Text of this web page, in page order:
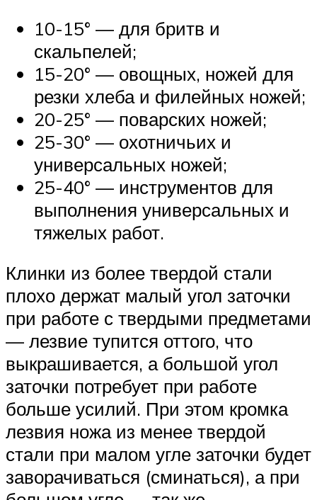
10-15° — для бритв и
скальпелей;
15-20° — овощных, ножей для
резки хлеба и филейных ножей;
20-25° — поварских ножей;
25-30° — охотничьих и
универсальных ножей;
25-40° — инструментов для
выполнения универсальных и
тяжелых работ.
Клинки из более твердой стали
плохо держат малый угол заточки
при работе с твердыми предметами
— лезвие тупится оттого, что
выкрашивается, а большой угол
заточки потребует при работе
больше усилий. При этом кромка
лезвия ножа из менее твердой
стали при малом угле заточки будет
заворачиваться (сминаться), а при